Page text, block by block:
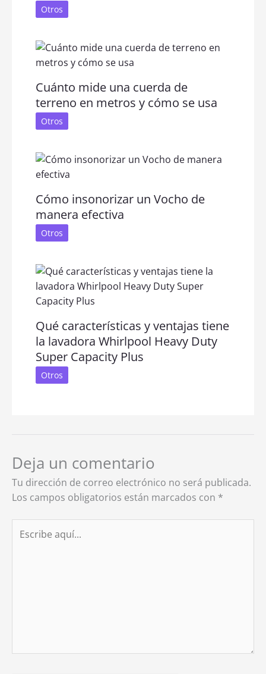
Otros
Cuánto mide una cuerda de
terreno en metros y cómo se usa
Otros
Cómo insonorizar un Vocho de
manera efectiva
Otros
Qué características y ventajas tiene
la lavadora Whirlpool Heavy Duty
Super Capacity Plus
Otros
Deja un comentario
Tu dirección de correo electrónico no será publicada.
Los campos obligatorios están marcados con *
aquí...